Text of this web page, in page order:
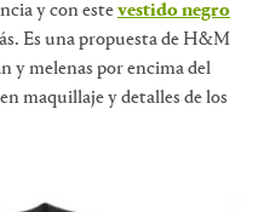
y con estevestido negro
Es una propuesta de H&M
y melenas por encima del
maquillaje y detalles de los